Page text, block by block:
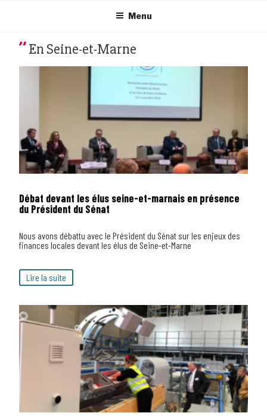
Menu
En Seine-et-Marne
Débat devant les élus seine-et-marnais en présence
du Président du Sénat
Nous avons débattu avec le Président du Sénat sur les enjeux des
finances locales devant les élus de Seine-et-Marne
Lire la suite